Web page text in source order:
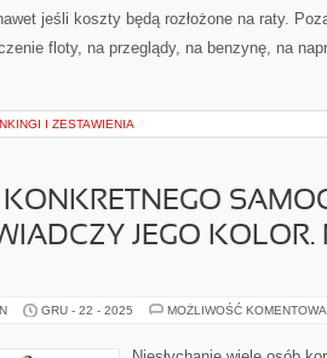
jeśli koszty będą rozłożone na raty.
floty, na przeglądy, na benzynę, na
I ZESTAWIENIA
JEGO KOLOR.
GRU - 22 - 2025 MOŻLIWOŚĆ